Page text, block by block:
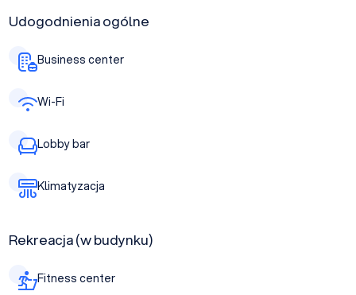
Udogodnienia ogólne
Business center
Wi-Fi
Lobby bar
Klimatyzacja
Rekreacja (w budynku)
Fitness center